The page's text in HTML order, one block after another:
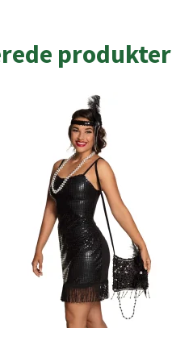
produkter